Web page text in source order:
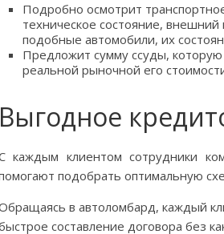
Подробно осмотрит
техническое состояние,
подобные автомобили, их
Предложит сумму ссуды,
реальной рыночной его
Выгодное
каждым клиентом сотрудники
подобрать оптимальную
в автоломбард, каждый
составление договора без